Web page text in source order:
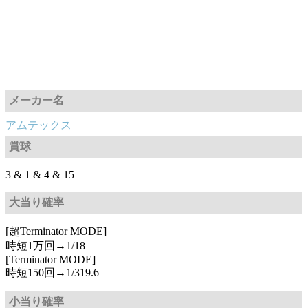
メーカー名
アムテックス
賞球
3 & 1 & 4 & 15
大当り確率
[超Terminator MODE]
時短1万回→1/18
[Terminator MODE]
時短150回→1/319.6
小当り確率